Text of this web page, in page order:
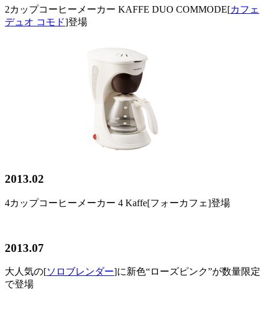
2カップコーヒーメーカー KAFFE DUO COMMODE[カフェ
デュオ コモド]登場
2013.02
4カップコーヒーメーカー 4 Kaffe[フォーカフェ]登場
2013.07
大人気の[ソロブレンダー]に新色“ローズピンク”が数量限定
で登場